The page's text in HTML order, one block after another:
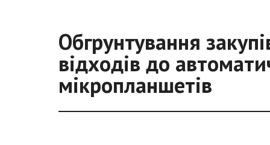
Обгрунтування
відходів до
мікропланшетів